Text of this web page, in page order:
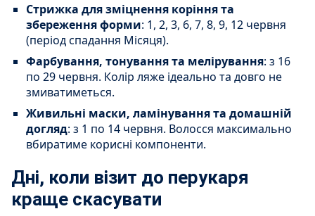
Стрижка для зміцнення коріння та
збереження форми: 1, 2, 3, 6, 7, 8, 9, 12 червня
(період спадання Місяця).
Фарбування, тонування та мелірування: з 16
по 29 червня. Колір ляже ідеально та довго не
змиватиметься.
Живильні маски, ламінування та домашній
догляд: з 1 по 14 червня. Волосся максимально
вбиратиме корисні компоненти.
Дні, коли візит до перукаря
краще скасувати